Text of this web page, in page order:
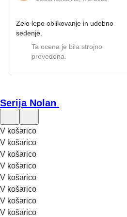
Zelo lepo oblikovanje in udobno
sedenje.
Ta ocena je bila strojno
prevedena.
Serija Nolan
V košarico
V košarico
V košarico
V košarico
V košarico
V košarico
V košarico
V košarico